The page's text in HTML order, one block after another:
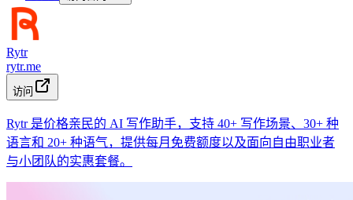
Rytr
rytr.me
访问
Rytr 是价格亲民的 AI 写作助手，支持 40+ 写作场景、30+ 种
语言和 20+ 种语气，提供每月免费额度以及面向自由职业者
与小团队的实惠套餐。